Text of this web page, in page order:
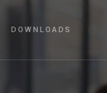
DOWNLOADS